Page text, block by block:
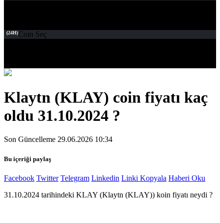
(24H)Coin Seç
Klaytn (KLAY) coin fiyatı kaç
oldu 31.10.2024 ?
Son Güncelleme 29.06.2026 10:34
Bu içeriği paylaş
Facebook Twitter Telegram Linkedin Linki Kopyala Haberi Oku
31.10.2024 tarihindeki KLAY (Klaytn (KLAY)) koin fiyatı neydi ?